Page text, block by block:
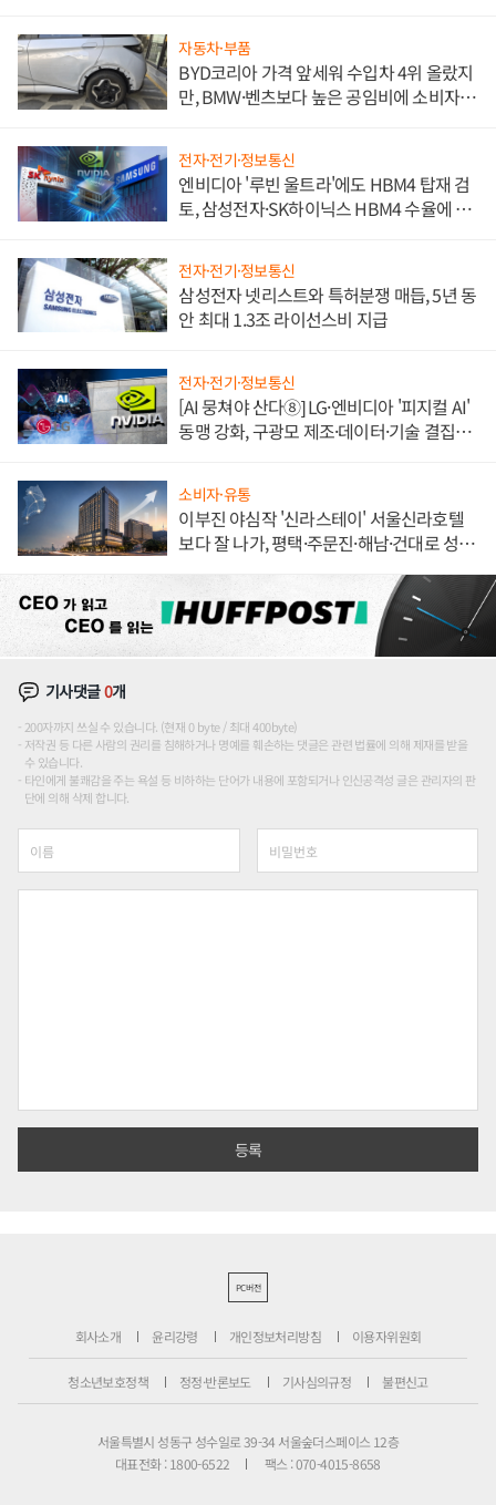
자동차·부품
BYD코리아 가격 앞세워 수입차 4위 올랐지
만, BMW·벤츠보다 높은 공임비에 소비자
전자·전기·정보통신
엔비디아 '루빈 울트라'에도 HBM4 탑재 검
토, 삼성전자·SK하이닉스 HBM4 수율에 주
전자·전기·정보통신
삼성전자 넷리스트와 특허분쟁 매듭, 5년 동
안 최대 1.3조 라이선스비 지급
전자·전기·정보통신
[AI 뭉쳐야 산다⑧] LG·엔비디아 '피지컬 AI'
동맹 강화, 구광모 제조·데이터·기술 결집
소비자·유통
이부진 야심작 '신라스테이' 서울신라호텔
보다 잘 나가, 평택·주문진·해남·건대로 성
기사댓글0개
200자까지 쓰실 수 있습니다. (현재 0 byte / 최대 400byte)
저작권 등 다른 사람의 권리를 침해하거나 명예를 훼손하는 댓글은 관련 법률에 의해 제재를 받을
수 있습니다.
타인에게 불쾌감을 주는 욕설 등 비하하는 단어가 내용에 포함되거나 인신공격성 글은 관리자의 판
단에 의해 삭제 합니다.
PC버전
회사소개 윤리강령 개인정보처리방침 이용자위원회
청소년보호정책 정정·반론보도 기사심의규정 불편신고
서울특별시 성동구 성수일로 39-34 서울숲더스페이스 12층
대표전화 : 1800-6522
팩스 : 070-4015-8658